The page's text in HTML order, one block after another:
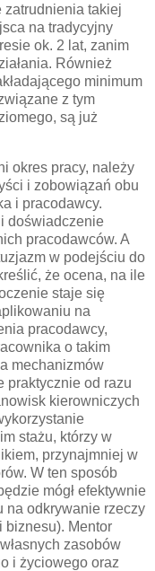
zatrudnienia takiej
na tradycyjny
ok. 2 lat, zanim
Również
minimum
z tym
są już
okres pracy, należy
i zobowiązań obu
i pracodawcy.
doświadczenie
pracodawców. A
w podejściu do
że ocena, na ile
staje się
na
pracodawcy,
o takim
mechanizmów
praktycznie od razu
kierowniczych
stażu, którzy w
przynajmniej w
W ten sposób
mógł efektywnie
na odkrywanie rzeczy
biznesu). Mentor
zasobów
i życiowego oraz